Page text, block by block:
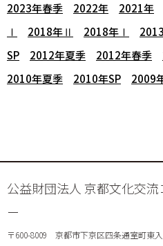
2023年春季
2022年 2021年
Ⅰ
2018年Ⅱ 2018年Ⅰ
SP
2012年夏季 2012年春季
2010年夏季
2010年SP 2009
公益財団法人 京都文化交
ー
〒600-8009 京都市下京区四条通室町東